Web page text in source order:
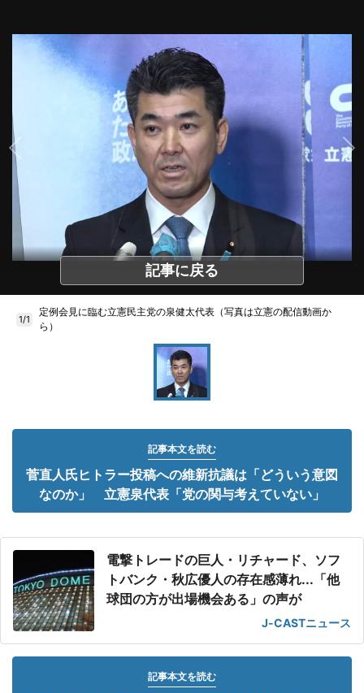
記事に戻る
1/1
定例会見に臨む立憲民主党の泉健太代表（写真は立憲の配信動画か
ら）
記事本文を読む
菅直人氏ヒトラー投稿への維新抗議は「どういう意図
なのか」 立憲泉代表「党の関与考えていない」
電撃トレードの巨人・リチャード、ソフ
トバンク・秋広優人の存在感薄れ...「他
球団の方が出場機会ある」の声が
J-CASTニュース
記事本文を読む